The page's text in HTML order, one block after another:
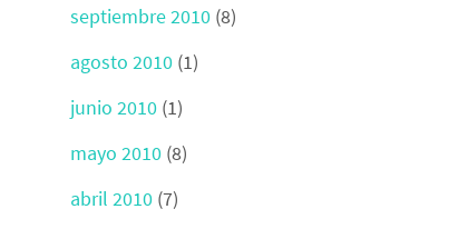
septiembre 2010 (8)
agosto 2010 (1)
junio 2010 (1)
mayo 2010 (8)
abril 2010 (7)